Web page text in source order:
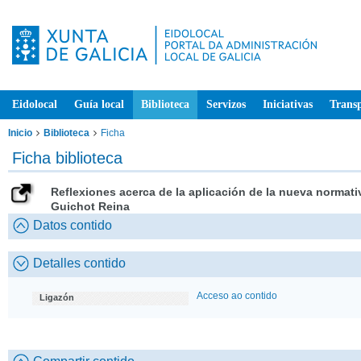
Eidolocal Guía local Biblioteca Servizos Iniciativas
Inicio Biblioteca Ficha
Ficha biblioteca
Reflexiones acerca de la aplicación de la nueva
Guichot Reina
Datos contido
Detalles contido
Ligazón Acceso ao contido